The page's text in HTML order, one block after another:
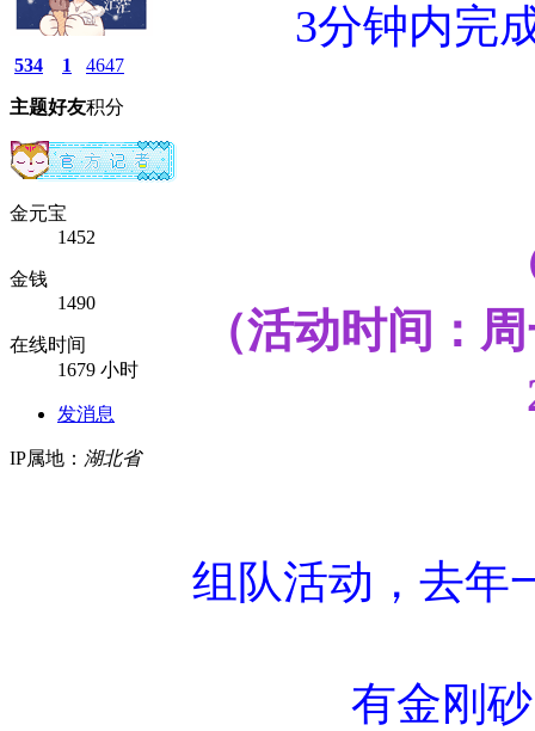
534
主题
1
好友
4647
积分
金元宝
1452
金钱
1490
在线时间
1679 小时
发消息
IP属地： 湖北省
3分钟内完
（活动时间：
组队活动，去年
有金刚